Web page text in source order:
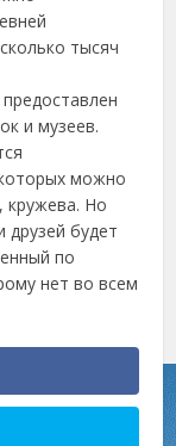
тысяч
и музеев.
можно
кружева. Но
друзей будет
по
нет во всем